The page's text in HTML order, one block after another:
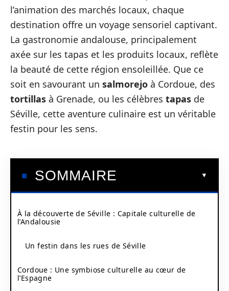
l’animation des marchés locaux, chaque
destination offre un voyage sensoriel captivant.
La gastronomie andalouse, principalement
axée sur les tapas et les produits locaux, reflète
la beauté de cette région ensoleillée. Que ce
soit en savourant un salmorejo à Cordoue, des
tortillas à Grenade, ou les célèbres tapas de
Séville, cette aventure culinaire est un véritable
festin pour les sens.
SOMMAIRE
À la découverte de Séville : Capitale culturelle de
l’Andalousie
Un festin dans les rues de Séville
Cordoue : Une symbiose culturelle au cœur de
l’Espagne